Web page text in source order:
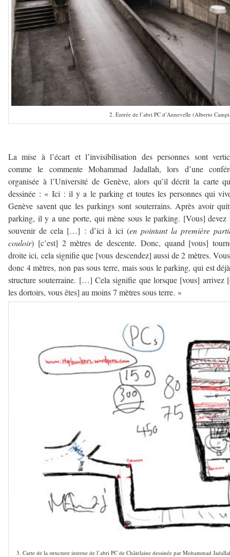
2. Entrée de l’abri PC d’Annevelle (Alberto
La mise à l’écart et l’invisibilisation des personnes sont
comme le commente Mohammad Jadallah, lors d’une
organisée à l’Université de Genève, alors qu’il décrit la carte
dessinée : « Ici : il y a le parking et toutes les personnes qui
Genève savent que les parkings sont souterrains. Après avoir
parking, il y a une porte, qui mène sous le parking. [Vous] devez
souvenir de cela […] : d’ici à ici (en pointant la première
couloir) [c’est] 2 mètres de descente. Donc, quand [vous]
droite ici, cela signifie que [vous descendez] aussi de 2 mètres.
donc 4 mètres, non pas sous terre, mais sous le parking, qui est
structure souterraine. […] Cela signifie que lorsque [vous] arrivez
les dortoirs, vous êtes] au moins 7 mètres sous terre. »
3. Carte de la structure interne de l’abri PC de Châtelaine dessinée par Mohammad